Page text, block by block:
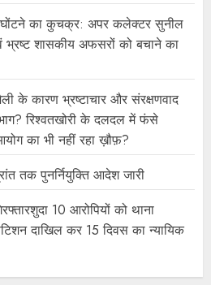
का कुचक्र: अपर कलेक्टर सुनील
शासकीय अफसरों को बचाने का
के कारण भ्रष्टाचार और संरक्षणवाद
रिश्वतखोरी के दलदल में फंसे
का भी नहीं रहा ख़ौफ़?
तक पुनर्नियुक्ति आदेश जारी
10 आरोपियों को थाना
दाखिल कर 15 दिवस का न्यायिक